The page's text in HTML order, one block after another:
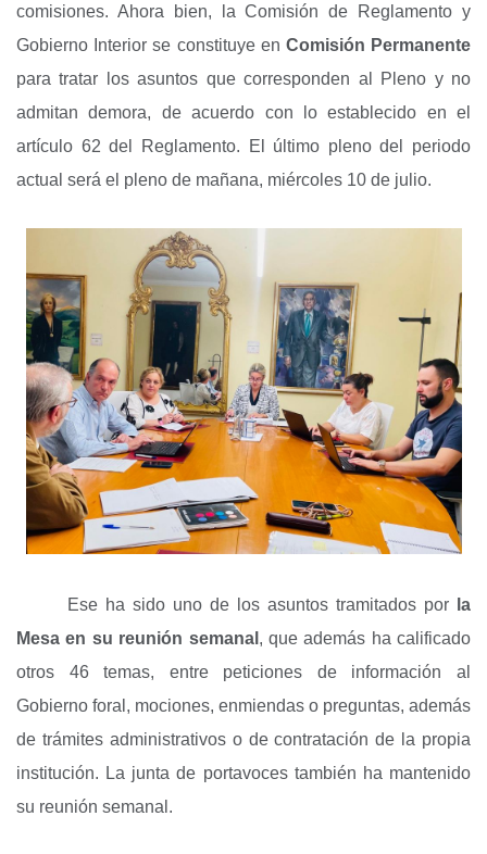
comisiones. Ahora bien, la Comisión de Reglamento y
Gobierno Interior se constituye en Comisión Permanente
para tratar los asuntos que corresponden al Pleno y no
admitan demora, de acuerdo con lo establecido en el
artículo 62 del Reglamento. El último pleno del periodo
actual será el pleno de mañana, miércoles 10 de julio.
Ese ha sido uno de los asuntos tramitados por la
Mesa en su reunión semanal , que además ha calificado
otros 46 temas, entre peticiones de información al
Gobierno foral, mociones, enmiendas o preguntas, además
de trámites administrativos o de contratación de la propia
institución. La junta de portavoces también ha mantenido
su reunión semanal.